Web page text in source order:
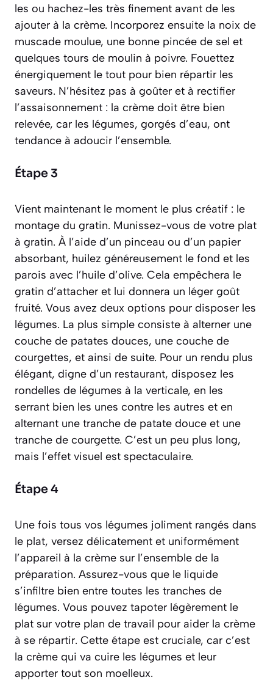
les ou hachez-les très finement avant de les
ajouter à la crème. Incorporez ensuite la noix de
muscade moulue, une bonne pincée de sel et
quelques tours de moulin à poivre. Fouettez
énergiquement le tout pour bien répartir les
saveurs. N’hésitez pas à goûter et à rectifier
l’assaisonnement : la crème doit être bien
relevée, car les légumes, gorgés d’eau, ont
tendance à adoucir l’ensemble.
Étape 3
Vient maintenant le moment le plus créatif : le
montage du gratin. Munissez-vous de votre plat
à gratin. À l’aide d’un pinceau ou d’un papier
absorbant, huilez généreusement le fond et les
parois avec l’huile d’olive. Cela empêchera le
gratin d’attacher et lui donnera un léger goût
fruité. Vous avez deux options pour disposer les
légumes. La plus simple consiste à alterner une
couche de patates douces, une couche de
courgettes, et ainsi de suite. Pour un rendu plus
élégant, digne d’un restaurant, disposez les
rondelles de légumes à la verticale, en les
serrant bien les unes contre les autres et en
alternant une tranche de patate douce et une
tranche de courgette. C’est un peu plus long,
mais l’effet visuel est spectaculaire.
Étape 4
Une fois tous vos légumes joliment rangés dans
le plat, versez délicatement et uniformément
l’appareil à la crème sur l’ensemble de la
préparation. Assurez-vous que le liquide
s’infiltre bien entre toutes les tranches de
légumes. Vous pouvez tapoter légèrement le
plat sur votre plan de travail pour aider la crème
à se répartir. Cette étape est cruciale, car c’est
la crème qui va cuire les légumes et leur
apporter tout son moelleux.